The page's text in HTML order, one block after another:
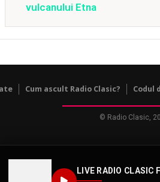
LIVE RADIO CLASIC
vulcanului Etna
Cum ascult Radio Clasic? Codul
© Radio Clasic,